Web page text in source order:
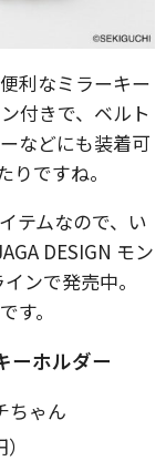
利なミラーキー
付きで、ベルト
などにも装着可
ですね。
テムなので、い
DESIGN モン
ンで発売中。
す。
ーホルダー
ちゃん